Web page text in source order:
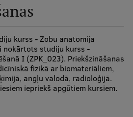
kurss - Zobu anatomija
nokārtots studiju kurss -
I (ZPK_023). Priekšzināšanas
fizikā ar biomateriāliem,
angļu valodā, radioloģijā.
iepriekš apgūtiem kursiem.